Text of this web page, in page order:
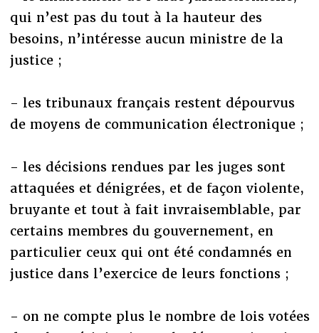
qui n’est pas du tout à la hauteur des
besoins, n’intéresse aucun ministre de la
justice ;
- les tribunaux français restent dépourvus
de moyens de communication électronique ;
- les décisions rendues par les juges sont
attaquées et dénigrées, et de façon violente,
bruyante et tout à fait invraisemblable, par
certains membres du gouvernement, en
particulier ceux qui ont été condamnés en
justice dans l’exercice de leurs fonctions ;
- on ne compte plus le nombre de lois votées